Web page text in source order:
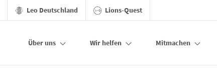
Leo Deutschland Lions-Quest
Über uns Wir helfen Mitmachen